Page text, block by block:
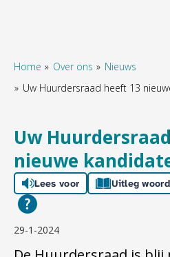
Home Over ons
Nieuws
Uw Huurdersraad heeft 13
Uw
nieuwe
Lees voor Uitleg
29-1-2024